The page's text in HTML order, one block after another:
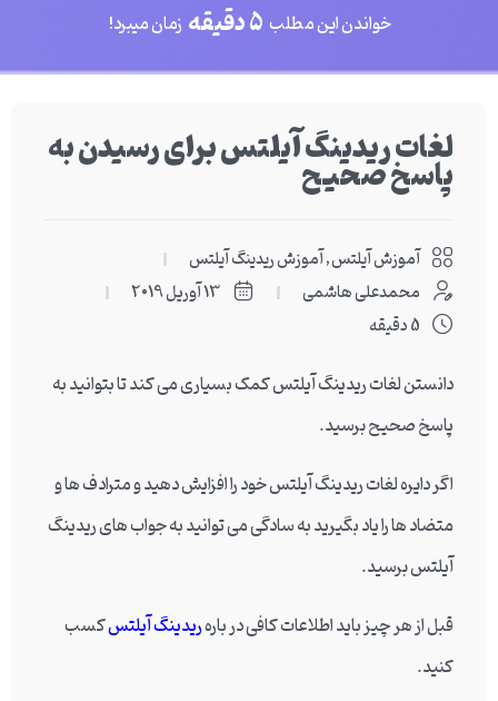
خواندن این مطلب 5 دقیقه زمان میبرد!
لغات ریدینگ آیلتس برای رسیدن به
پاسخ صحیح
آموزش آیلتس,آموزش ریدینگ آیلتس
محمدعلی هاشمی
13 آوریل 2019
5 دقیقه
دانستن لغات ریدینگ آیلتس کمک بسیاری می کند تا بتوانید به
پاسخ صحیح برسید.
اگر دایره لغات ریدینگ آیلتس خود را افزایش دهید و مترادف ها و
متضاد ها را یاد بگیرید به سادگی می توانید به جواب های ریدینگ
آیلتس برسید.
قبل از هر چیز باید اطلاعات کافی در بارهریدینگ آیلتسکسب
کنید.